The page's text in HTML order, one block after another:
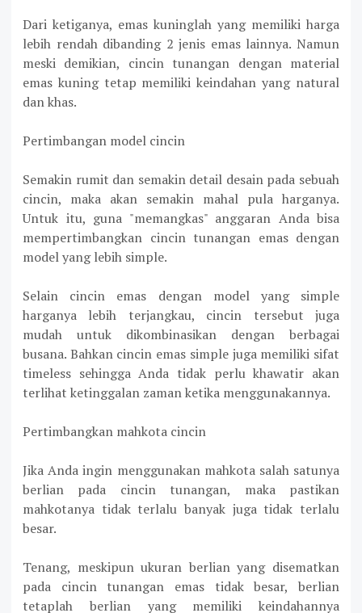
Dari ketiganya, emas kuninglah yang memiliki harga
lebih rendah dibanding 2 jenis emas lainnya. Namun
meski demikian, cincin tunangan dengan material
emas kuning tetap memiliki keindahan yang natural
dan khas.
Pertimbangan model cincin
Semakin rumit dan semakin detail desain pada sebuah
cincin, maka akan semakin mahal pula harganya.
Untuk itu, guna "memangkas" anggaran Anda bisa
mempertimbangkan cincin tunangan emas dengan
model yang lebih simple.
Selain cincin emas dengan model yang simple
harganya lebih terjangkau, cincin tersebut juga
mudah untuk dikombinasikan dengan berbagai
busana. Bahkan cincin emas simple juga memiliki sifat
timeless sehingga Anda tidak perlu khawatir akan
terlihat ketinggalan zaman ketika menggunakannya.
Pertimbangkan mahkota cincin
Jika Anda ingin menggunakan mahkota salah satunya
berlian pada cincin tunangan, maka pastikan
mahkotanya tidak terlalu banyak juga tidak terlalu
besar.
Tenang, meskipun ukuran berlian yang disematkan
pada cincin tunangan emas tidak besar, berlian
tetaplah berlian yang memiliki keindahannya